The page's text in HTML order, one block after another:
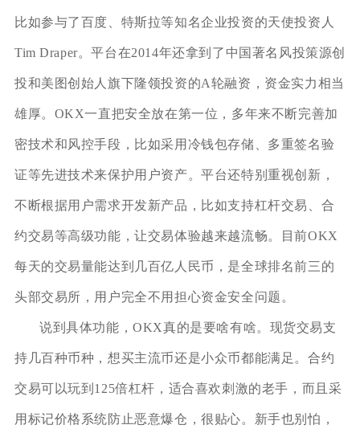
比如参与了百度、特斯拉等知名企业投资的天使投资人
Tim Draper。平台在2014年还拿到了中国著名风投策源创
投和美图创始人旗下隆领投资的A轮融资，资金实力相当
雄厚。OKX一直把安全放在第一位，多年来不断完善加
密技术和风控手段，比如采用冷钱包存储、多重签名验
证等先进技术来保护用户资产。平台还特别重视创新，
不断根据用户需求开发新产品，比如支持杠杆交易、合
约交易等高级功能，让交易体验越来越流畅。目前OKX
每天的交易量能达到几百亿人民币，是全球排名前三的
头部交易所，用户完全不用担心资金安全问题。
说到具体功能，OKX真的是要啥有啥。现货交易支
持几百种币种，想买主流币还是小众币都能满足。合约
交易可以玩到125倍杠杆，适合喜欢刺激的老手，而且采
用标记价格系统防止恶意爆仓，很贴心。新手也别怕，